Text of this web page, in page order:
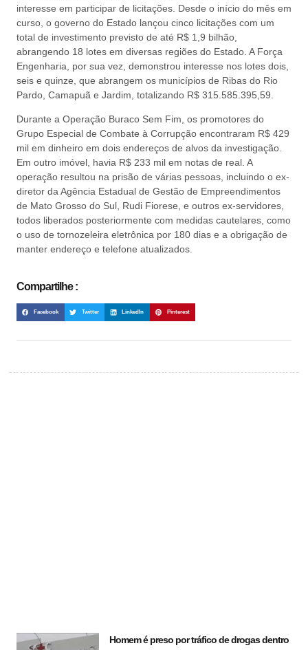
interesse em participar de licitações. Desde o início do mês em
curso, o governo do Estado lançou cinco licitações com um
total de investimento previsto de até R$ 1,9 bilhão,
abrangendo 18 lotes em diversas regiões do Estado. A Força
Engenharia, por sua vez, demonstrou interesse nos lotes dois,
seis e quinze, que abrangem os municípios de Ribas do Rio
Pardo, Camapuã e Jardim, totalizando R$ 315.585.395,59.
Durante a Operação Buraco Sem Fim, os promotores do
Grupo Especial de Combate à Corrupção encontraram R$ 429
mil em dinheiro em dois endereços de alvos da investigação.
Em outro imóvel, havia R$ 233 mil em notas de real. A
operação resultou na prisão de várias pessoas, incluindo o ex-
diretor da Agência Estadual de Gestão de Empreendimentos
de Mato Grosso do Sul, Rudi Fiorese, e outros ex-servidores,
todos liberados posteriormente com medidas cautelares, como
o uso de tornozeleira eletrônica por 180 dias e a obrigação de
manter endereço e telefone atualizados.
Compartilhe :
Facebook Twitter LinkedIn Pinterest
Homem é preso por tráfico de drogas dentro